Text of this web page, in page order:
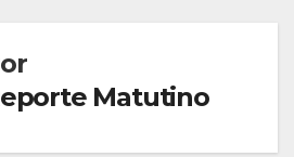
Matutino